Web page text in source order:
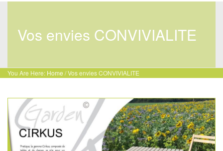
Vos envies CONVIVIALITE
You Are Here: Home /Vos envies CONVIVIALITE